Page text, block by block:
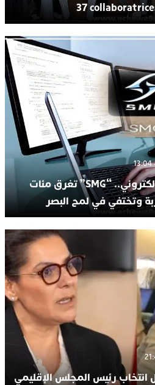
37
تسونامي النصب الإلكتروني.. “SMG” تغرق مئات
وتختفي في لمح البصر
انتخاب رئيس المجلس الإقليمي